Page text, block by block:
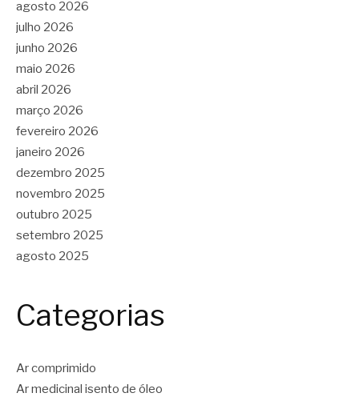
agosto 2026
julho 2026
junho 2026
maio 2026
abril 2026
março 2026
fevereiro 2026
janeiro 2026
dezembro 2025
novembro 2025
outubro 2025
setembro 2025
agosto 2025
Categorias
Ar comprimido
Ar medicinal isento de óleo